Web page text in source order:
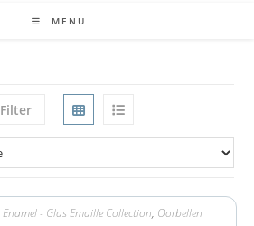
MENU
Filter
Enamel - Glas Emaille Collection, Oorbellen